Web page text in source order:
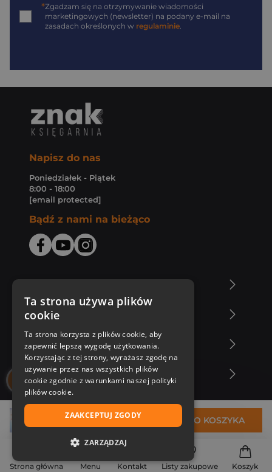
Strona główna Menu Kontakt Listy zakupowe Koszyk
31,68 zł DO KOSZYKA
*Zgadzam się na otrzymywanie wiadomości
marketingowych (newsletter) na podany e-mail na
zasadach określonych w regulaminie
Napisz do nas
Poniedziałek - Piątek
8:00 - 18:00
[email protected]
Bądź z nami na bieżąco
Zakupy u nas
Nasza oferta
Nasi autorzy
Ta strona używa plików
cookie
Ta strona korzysta z plików cookie, aby
zapewnić lepszą wygodę użytkowania.
Korzystając z tej strony, wyrażasz zgodę na
używanie przez nas wszystkich plików
cookie zgodnie z warunkami naszej polityki
plików cookie.
ZAAKCEPTUJ ZGODY
ZARZĄDZAJ
NIEZBĘDNE